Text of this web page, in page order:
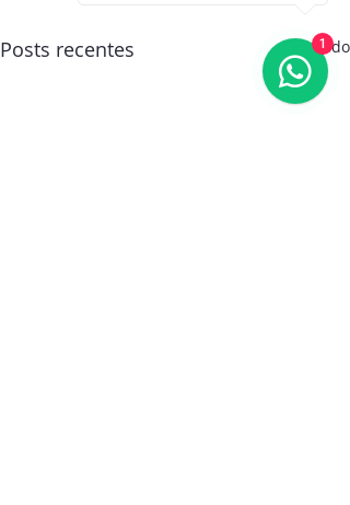
Posts recentes Ver tudo
1